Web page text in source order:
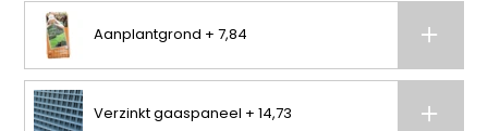
Aanplantgrond + 7,84
Verzinkt gaaspaneel + 14,73